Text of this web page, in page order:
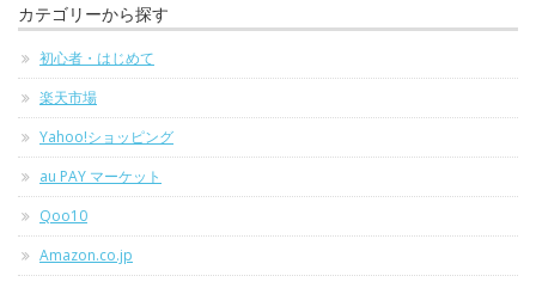
カテゴリーから探す
初心者・はじめて
楽天市場
Yahoo!ショッピング
au PAY マーケット
Qoo10
Amazon.co.jp